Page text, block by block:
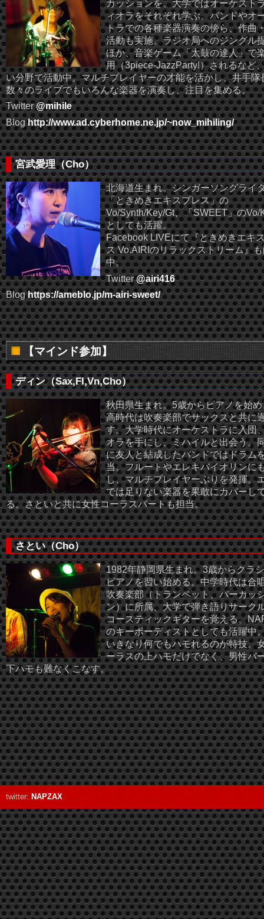
カッションを、大学ではオーケスト
ィオラをそれぞれ学ぶ。バンドやオ
トラでの各種楽器演奏の傍ら、作曲
活動も実施。ラジオ局へのジングル
ほか、音楽ゲーム「太鼓の達人」で
用（3piece-JazzParty!）されるなど
い分野で活動中。マルチプレイヤーの才能を活かし、井手隊
数々のライブでもいろんな楽器を演奏し、注目を集める。
Twitter@mihile
Bloghttp://www.ad.cyberhome.ne.jp/~now_mihiling/
宮武愛理（Cho）
北海道生まれ。シンガーソングライ
「ときめきエキスプレス」の
Vo/Synth/Key/Gt、「SWEET」のVo/
としても活躍。
Facebook LIVEにて『ときめきエキ
ス Vo.AIRIのリラックストリーム』
中。
Twitter@airi416
Bloghttps://ameblo.jp/m-airi-sweet/
【マインド参加】
ディン（Sax,Fl,Vn,Cho）
秋田県生まれ。5歳からピアノを始
高時代は吹奏楽部でサックスと共に
す。大学時代にオーケストラに入団
オラを手にし、ミハイルと出会う。
に友人と結成したバンドではドラム
当。フルートやエレキバイオリンに
し、マルチプレイヤーぶりを発揮。
では足りない楽器を果敢にカバーし
る。さといと共に女性コーラスパートも担当。
さとい（Cho）
1982年静岡県生まれ。3歳からクラ
ピアノを習い始める。中学時代は合
吹奏楽部（トランペット、パーカッ
ン）に所属、大学で弾き語りサーク
コースティックギターを覚える。
のキーボーディストとしても活躍中
いきなり何でもハモれるのが特技。
ーラスの上ハモだけでなく、男性パ
下ハモも難なくこなす。
twitter: NAPZAX